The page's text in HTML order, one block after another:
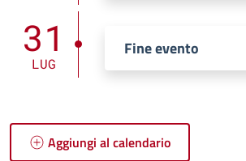
31
LUG
Fine evento
Aggiungi al calendario